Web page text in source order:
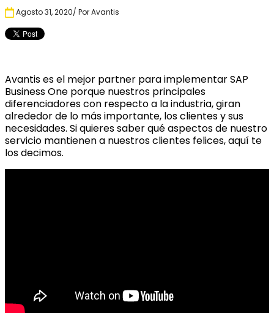
Agosto 31, 2020/ PorAvantis
Avantis es el mejor partner para implementar SAP
Business One porque nuestros principales
diferenciadores con respecto a la industria, giran
alrededor de lo más importante, los clientes y sus
necesidades. Si quieres saber qué aspectos de nuestro
servicio mantienen a nuestros clientes felices, aquí te
los decimos.